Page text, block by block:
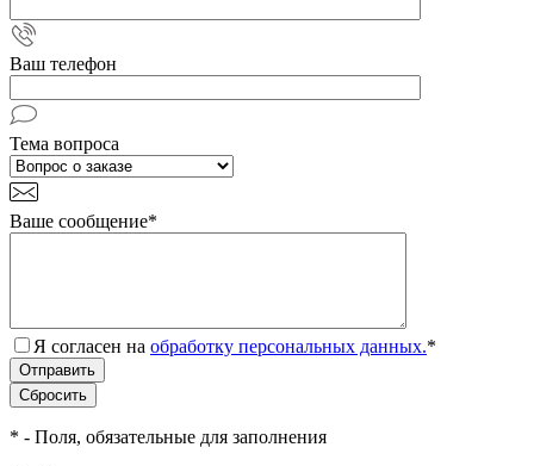
Ваш телефон
Тема вопроса
Ваше сообщение*
Я согласен на обработку персональных данных.*
* - Поля, обязательные для заполнения